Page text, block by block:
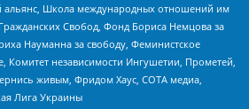
альянс, Школа международных отношений им
Свобод, Фонд Бориса Немцова за
Науманна за свободу, Феминистское
Комитет независимости Ингушетии, Прометей,
живым, Фридом Хаус, СОТА медиа,
Лига Украины